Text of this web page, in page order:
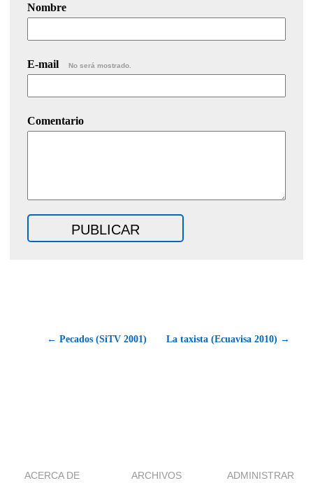
Nombre
E-mail No será mostrado.
Comentario
← Pecados (SiTV 2001) La taxista (Ecuavisa 2010) →
ACERCA DE ARCHIVOS ADMINISTRAR